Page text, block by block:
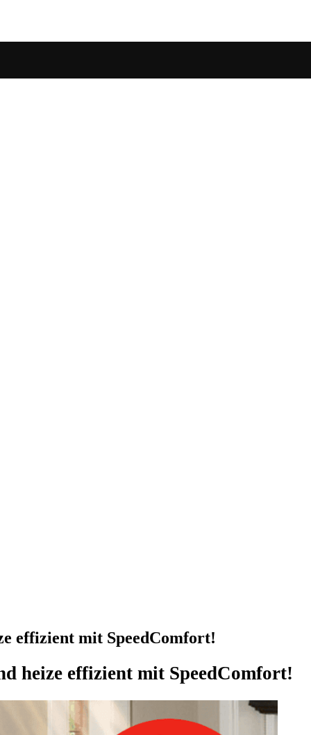
effizient mit SpeedComfort!
heize effizient mit SpeedComfort!